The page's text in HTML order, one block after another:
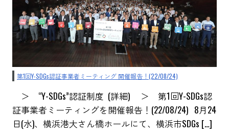
第1回Y-SDGs認証事業者ミーティング 開催報告！(22/08/24)
＞ “Y-SDGs”認証制度 (詳細) ＞ 第1回Y-SDGs認
証事業者ミーティングを開催報告！(22/08/24) 8月24
日(水)、横浜港大さん橋ホールにて、横浜市SDGs […]